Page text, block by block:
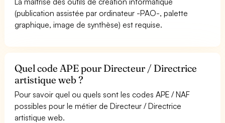
(publication assistée par ordinateur -PAO-, palette
graphique, image de synthèse) est requise.
Quel code APE pour Directeur / Directrice
artistique web ?
Pour savoir quel ou quels sont les codes APE / NAF
possibles pour le métier de Directeur / Directrice
artistique web.